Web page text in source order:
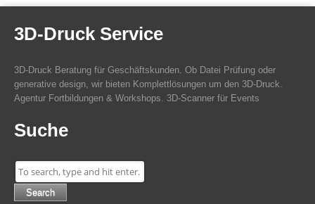
3D-Druck Service
3D-Druck Beratung für Geschäftskunden. Ob Datei Prüfung oder
generative design, wir bieten Komplettlösungen um den 3D-Druck.
Agentur Fortbildungen & Workshops. 3D-Scanner für Events
Suche
Search